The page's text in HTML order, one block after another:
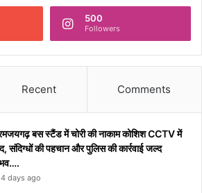
500
Followers
Recent Comments
बस स्टैंड में चोरी की नाकाम कोशिश CCTV में
संदिग्धों की पहचान और पुलिस की कार्रवाई जल्द
4 days ago